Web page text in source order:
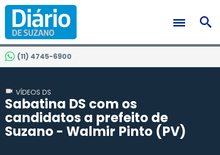
(11) 4745-6900
VÍDEOS DS
Sabatina DS com os
candidatos a prefeito de
Suzano - Walmir Pinto (PV)